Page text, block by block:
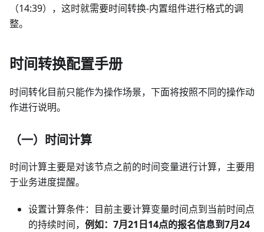
（14:39），这时就需要时间转换-内置组件进行格式的调
整。
时间转换配置手册
时间转化目前只能作为操作场景，下面将按照不同的操作动
作进行说明。
（一）时间计算
时间计算主要是对该节点之前的时间变量进行计算，主要用
于业务进度提醒。
设置计算条件：目前主要计算变量时间点到当前时间点
的持续时间， 例如：7月21日14点的报名信息到7月24